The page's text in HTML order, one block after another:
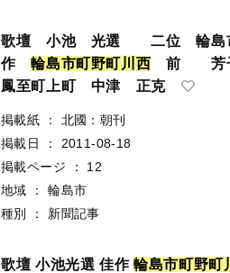
歌壇 小池 光選 二位 輪
作輪島市町野町川 西 前 芳子
鳳至町上町 中津 正克
掲載紙 ：
北國：朝刊
掲載日
：
2011-08-18
掲載ページ
：
12
地域
：
輪島市
種別
： 新聞記事
歌壇 小池光選 佳作輪島市町野町